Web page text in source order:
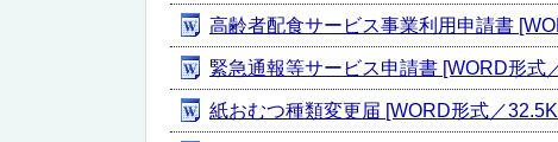
高齢者配食サービス事業利用申請書
緊急通報等サービス申請書 [WORD形式
紙おむつ種類変更届 [WORD形式／